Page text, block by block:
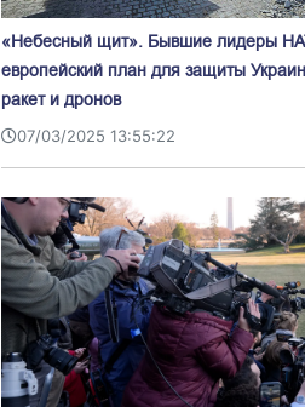
«Небесный щит». Бывшие лидеры
европейский план для защиты
ракет и дронов
07/03/2025 13:55:22